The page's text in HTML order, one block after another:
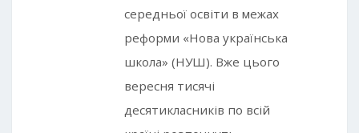
середньої освіти в межах
реформи «Нова українська
школа» (НУШ). Вже цього
вересня тисячі
десятикласників по всій